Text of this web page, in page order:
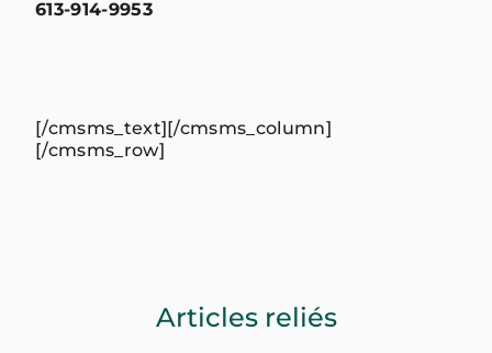
613-914-9953
[/cmsms_text][/cmsms_column]
[/cmsms_row]
Articles reliés